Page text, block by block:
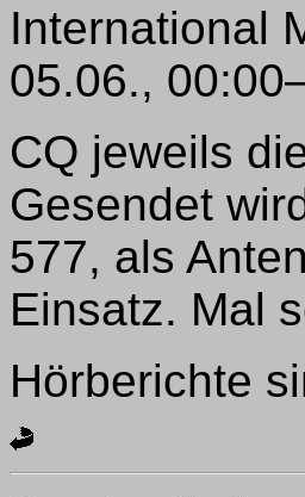
International
05.06.,
CQ jeweils
Gesendet
577, als
Einsatz. Mal
Hörberichte